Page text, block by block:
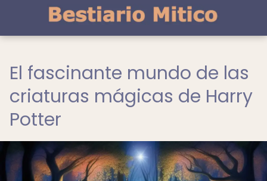
El fascinante mundo de las
criaturas mágicas de Harry
Potter